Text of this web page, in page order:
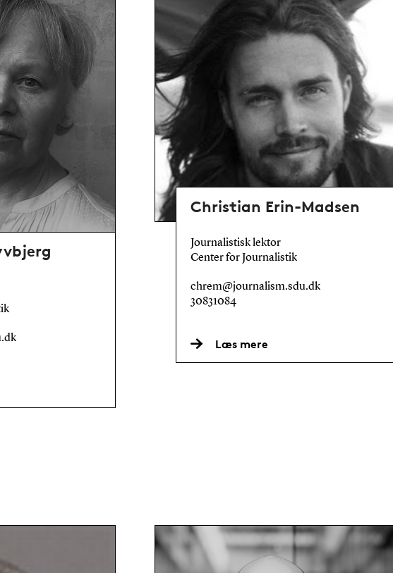
Christian Erin-Madsen
Journalistisk lektor
Center for Journalistik
chrem@journalism.sdu.dk
30831084
Læs mere